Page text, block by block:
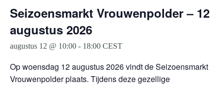
Seizoensmarkt Vrouwenpolder – 12
augustus 2026
augustus 12 @ 10:00 - 18:00 CEST
Op woensdag 12 augustus 2026 vindt de Seizoensmarkt
Vrouwenpolder plaats. Tijdens deze gezellige